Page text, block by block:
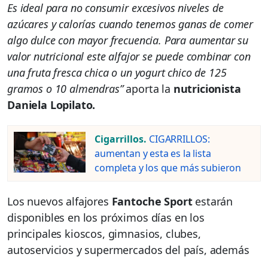
Es ideal para no consumir excesivos niveles de
azúcares y calorías cuando tenemos ganas de comer
algo dulce con mayor frecuencia. Para aumentar su
valor nutricional este alfajor se puede combinar con
una fruta fresca chica o un yogurt chico de 125
gramos o 10 almendras”aporta la nutricionista
Daniela Lopilato.
Cigarrillos. CIGARRILLOS:
aumentan y esta es la lista
completa y los que más subieron
Los nuevos alfajores Fantoche Sportestarán
disponibles en los próximos días en los
principales kioscos, gimnasios, clubes,
autoservicios y supermercados del país, además